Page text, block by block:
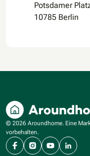
Potsdamer
10785 Berlin
© 2026 Aroundhome. Eine
vorbehalten.
FacebookInstagram
YouTube